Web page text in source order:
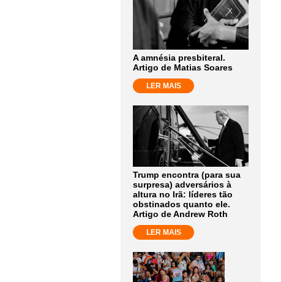
A amnésia presbiteral.
Artigo de Matias Soares
LER MAIS
Trump encontra (para sua
surpresa) adversários à
altura no Irã: líderes tão
obstinados quanto ele.
Artigo de Andrew Roth
LER MAIS